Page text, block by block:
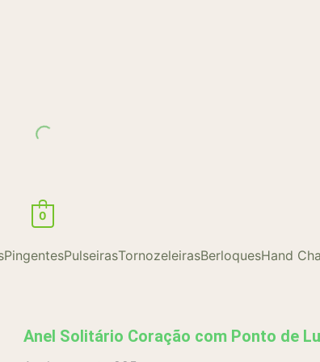
0
PingentesPulseirasTornozeleirasBerloquesHand
Anel Solitário Coração com Ponto de